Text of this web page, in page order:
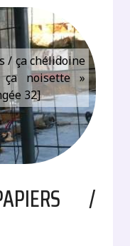
/ ça chélidoine
noisette »
32]
/